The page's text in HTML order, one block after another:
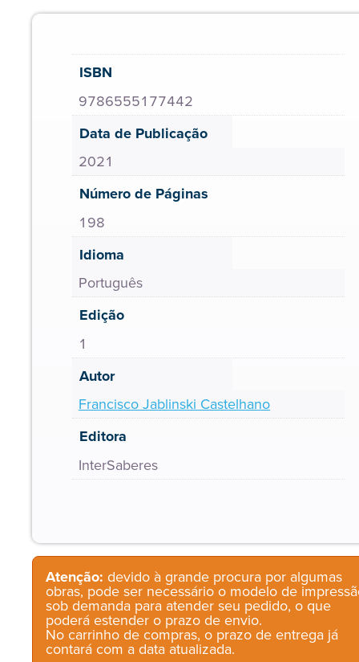
ISBN
9786555177442
Data de Publicação
2021
Número de Páginas
198
Idioma
Português
Edição
1
Autor
Francisco Jablinski Castelhano
Editora
InterSaberes
Atenção: devido à grande procura por algumas
obras, pode ser necessário o modelo de
sob demanda para atender seu pedido, o que
poderá estender o prazo de envio.
No carrinho de compras, o prazo de entrega já
contará com a data atualizada.